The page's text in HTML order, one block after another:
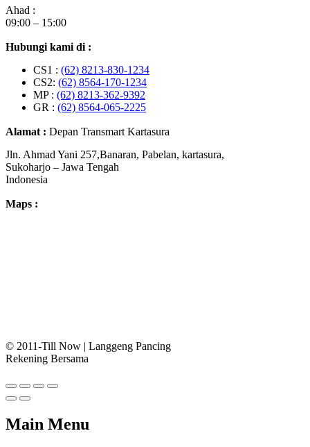
Ahad :
09:00 – 15:00
Hubungi kami di :
CS1 : (62) 8213-830-1234
CS2: (62) 8564-170-1234
MP : (62) 8213-362-9392
GR : (62) 8564-065-2225
Alamat : Depan Transmart Kartasura
Jln. Ahmad Yani 257,Banaran, Pabelan, kartasura,
Sukoharjo – Jawa Tengah
Indonesia
Maps :
© 2011-Till Now | Langgeng Pancing
Rekening Bersama
Main Menu